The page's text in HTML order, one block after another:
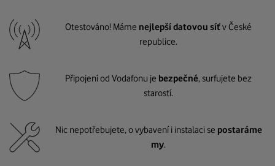
Otestováno! Máme nejlepší datovou síťv České
republice.
Připojení od Vodafonu je bezpečné, surfujete bez
starostí.
Nic nepotřebujete, o vybavení i instalaci se postaráme
my.